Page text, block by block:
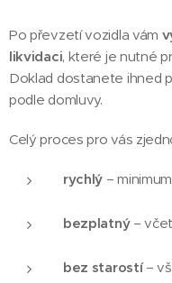
Po převzetí vozidla vám
likvidaci, které je nutné
Doklad dostanete ihned
podle domluvy.
Celý proces pro vás
rychlý –
bezplatný–
bez starostí–